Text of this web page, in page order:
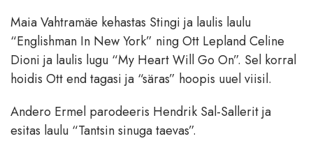
Maia Vahtramäe kehastas Stingi ja laulis laulu
“Englishman In New York” ning Ott Lepland Celine
Dioni ja laulis lugu “My Heart Will Go On”. Sel korral
hoidis Ott end tagasi ja “säras” hoopis uuel viisil.
Andero Ermel parodeeris Hendrik Sal-Sallerit ja
esitas laulu “Tantsin sinuga taevas”.